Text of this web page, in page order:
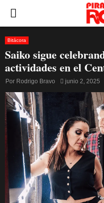
PRIMARY
MENU
Bitácora
Saiko sigue
actividades en el
Por Rodrigo Bravo junio 2, 2025